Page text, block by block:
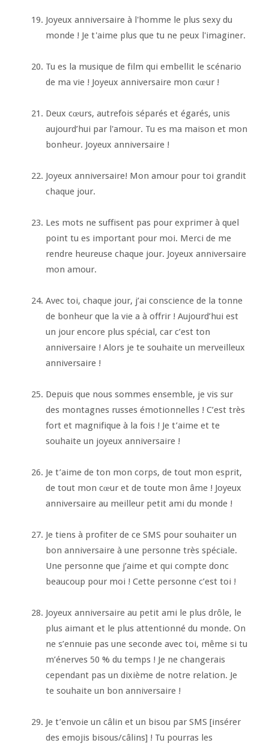
Joyeux anniversaire à l'homme le plus sexy du
monde ! Je t'aime plus que tu ne peux l'imaginer.
Tu es la musique de film qui embellit le scénario
de ma vie ! Joyeux anniversaire mon cœur !
Deux cœurs, autrefois séparés et égarés, unis
aujourd’hui par l'amour. Tu es ma maison et mon
bonheur. Joyeux anniversaire !
Joyeux anniversaire! Mon amour pour toi grandit
chaque jour.
Les mots ne suffisent pas pour exprimer à quel
point tu es important pour moi. Merci de me
rendre heureuse chaque jour. Joyeux anniversaire
mon amour.
Avec toi, chaque jour, j’ai conscience de la tonne
de bonheur que la vie a à offrir ! Aujourd’hui est
un jour encore plus spécial, car c’est ton
anniversaire ! Alors je te souhaite un merveilleux
anniversaire !
Depuis que nous sommes ensemble, je vis sur
des montagnes russes émotionnelles ! C’est très
fort et magnifique à la fois ! Je t’aime et te
souhaite un joyeux anniversaire !
Je t’aime de ton mon corps, de tout mon esprit,
de tout mon cœur et de toute mon âme ! Joyeux
anniversaire au meilleur petit ami du monde !
Je tiens à profiter de ce SMS pour souhaiter un
bon anniversaire à une personne très spéciale.
Une personne que j’aime et qui compte donc
beaucoup pour moi ! Cette personne c’est toi !
Joyeux anniversaire au petit ami le plus drôle, le
plus aimant et le plus attentionné du monde. On
ne s’ennuie pas une seconde avec toi, même si tu
m’énerves 50 % du temps ! Je ne changerais
cependant pas un dixième de notre relation. Je
te souhaite un bon anniversaire !
Je t’envoie un câlin et un bisou par SMS [insérer
des emojis bisous/câlins] ! Tu pourras les